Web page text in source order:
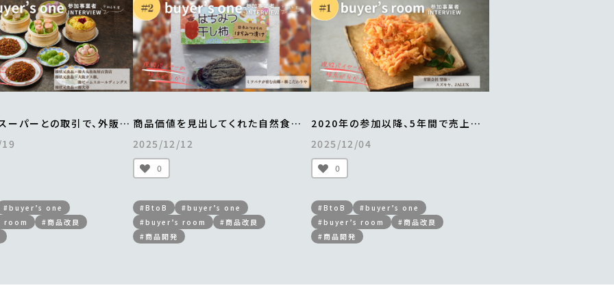
ーパーとの取引で、外販事
1.5倍。
から全国区へとブランドの
#buyer’s one
room
#商品改良
商品価値を見出してくれた自然食品
店とのマッチングで、
手づくりの「はちみつ干し柿」がすべて
完売
＜from buyer’s one＞
2025/12/12
0
#BtoB
#buyer’s one
#buyer’s room
#商品改良
#商品開発
2020年の参加以降、5年間で売上は4
倍以上に伸長。
年間最大2万食を販売。
「贅沢桜えびかき揚げ」の成功ストー
リー
2025/12/04
0
#BtoB
#buyer’s one
#buyer’s room
#商品改良
#商品開発